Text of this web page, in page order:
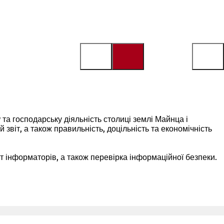
господарську діяльність столиці землі Майнца і
а також правильність, доцільність та економічність
інформаторів, а також перевірка інформаційної безпеки.